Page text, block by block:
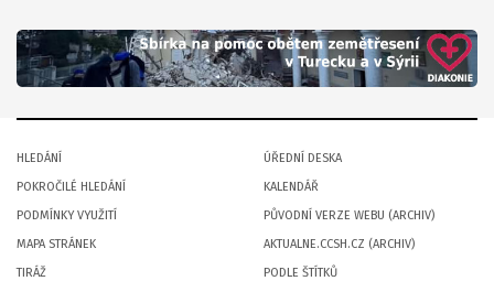
HLEDÁNÍ
POKROČILÉ HLEDÁNÍ
PODMÍNKY VYUŽITÍ
MAPA STRÁNEK
TIRÁŽ
ÚŘEDNÍ DESKA
KALENDÁŘ
PŮVODNÍ VERZE WEBU (ARCHIV)
AKTUALNE.CCSH.CZ (ARCHIV)
PODLE ŠTÍTKŮ